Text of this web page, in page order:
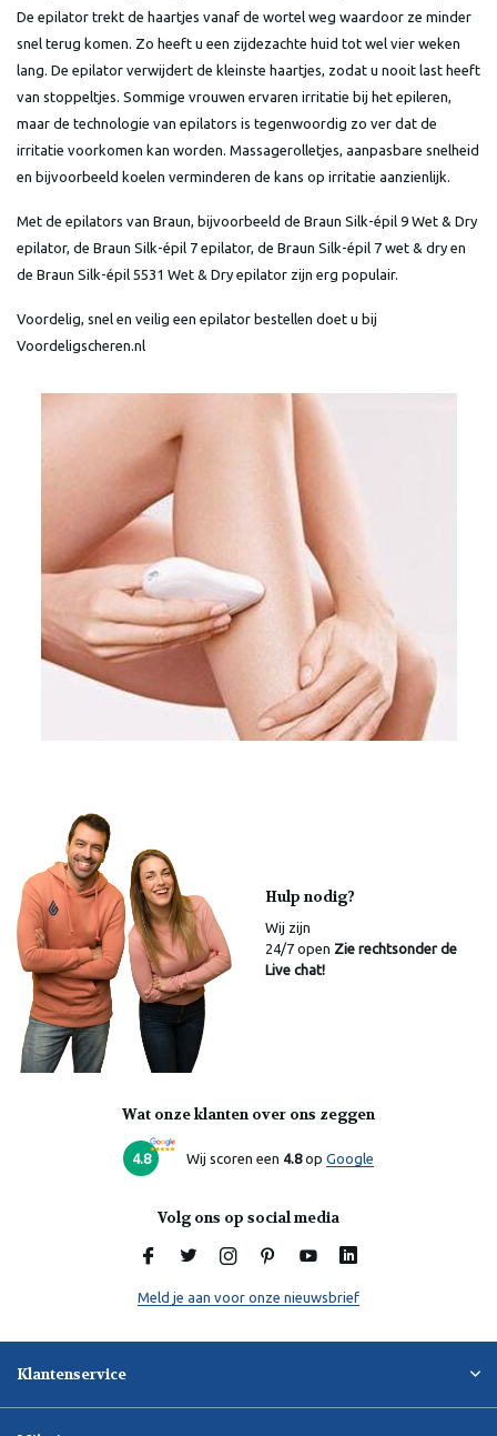
De epilator trekt de haartjes vanaf de wortel weg waardoor ze minder
snel terug komen. Zo heeft u een zijdezachte huid tot wel vier weken
lang. De epilator verwijdert de kleinste haartjes, zodat u nooit last heeft
van stoppeltjes. Sommige vrouwen ervaren irritatie bij het epileren,
maar de technologie van epilators is tegenwoordig zo ver dat de
irritatie voorkomen kan worden. Massagerolletjes, aanpasbare snelheid
en bijvoorbeeld koelen verminderen de kans op irritatie aanzienlijk.
Met de epilators van Braun, bijvoorbeeld de Braun Silk-épil 9 Wet & Dry
epilator, de Braun Silk-épil 7 epilator, de Braun Silk-épil 7 wet & dry en
de Braun Silk-épil 5531 Wet & Dry epilator zijn erg populair.
Voordelig, snel en veilig een epilator bestellen doet u bij
Voordeligscheren.nl
Hulp nodig?
Wij zijn
24/7 open Zie rechtsonder de
Live chat!
Wat onze klanten over ons zeggen
4.8 Wij scoren een 4.8op Google
Volg ons op social media
Meld je aan voor onze nieuwsbrief
Klantenservice
Online